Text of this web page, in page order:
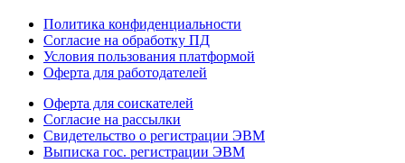
Политика конфиденциальности
Согласие на обработку ПД
Условия пользования платформой
Оферта для работодателей
Оферта для соискателей
Согласие на рассылки
Свидетельство о регистрации ЭВМ
Выписка гос. регистрации ЭВМ